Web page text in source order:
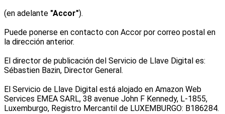
(en adelante "Accor").
Puede ponerse en contacto con Accor por correo postal en
la dirección anterior.
El director de publicación del Servicio de Llave Digital es:
Sébastien Bazin, Director General.
El Servicio de Llave Digital está alojado en Amazon Web
Services EMEA SARL, 38 avenue John F Kennedy, L-1855,
Luxemburgo, Registro Mercantil de LUXEMBURGO: B186284.